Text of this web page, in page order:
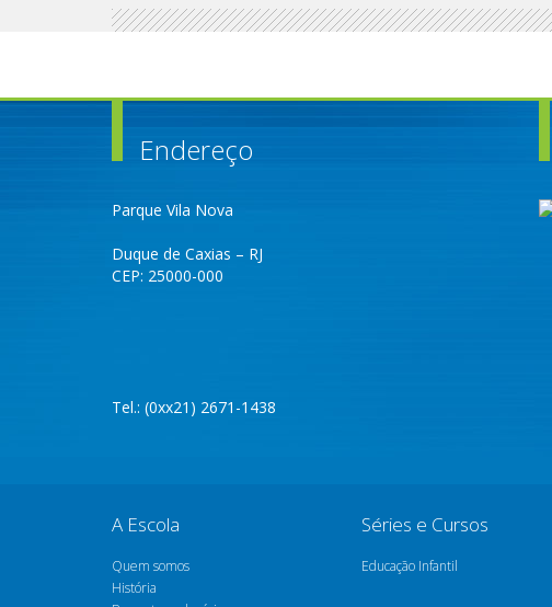
Endereço
Parque Vila Nova
Duque de Caxias – RJ
CEP: 25000-000
Tel.: (0xx21) 2671-1438
A Escola
Quem somos
História
Séries e Cursos
Educação Infantil